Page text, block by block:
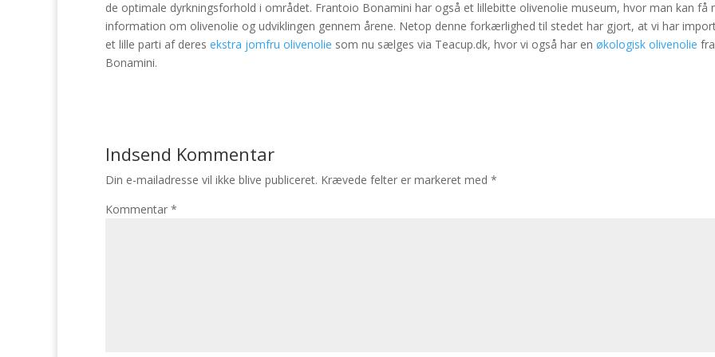
de optimale dyrkningsforhold i området. Frantoio Bonamini har også et lillebitte olivenolie museum, hvor man kan få
information om olivenolie og udviklingen gennem årene. Netop denne forkærlighed til stedet har gjort, at vi har
et lille parti af deres ekstra jomfru olivenolie som nu sælges via Teacup.dk, hvor vi også har en økologisk olivenolie fra
Bonamini.
Indsend Kommentar
Din e-mailadresse vil ikke blive publiceret. Krævede felter er markeret med *
Kommentar *